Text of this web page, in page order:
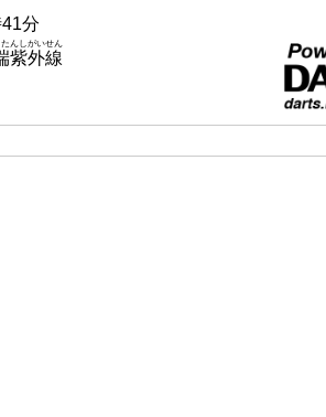
分
紫外線
たんしがいせん